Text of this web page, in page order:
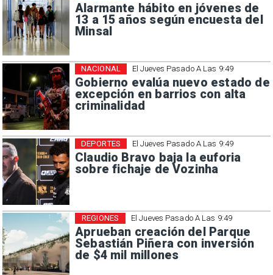
Alarmante hábito en jóvenes de
13 a 15 años según encuesta del
Minsal
El Jueves Pasado A Las 9:49
Gobierno evalúa nuevo estado de
excepción en barrios con alta
criminalidad
NACIONAL
El Jueves Pasado A Las 9:49
Claudio Bravo baja la euforia
sobre fichaje de Vozinha
DEPORTES
El Jueves Pasado A Las 9:49
Aprueban creación del Parque
Sebastián Piñera con inversión
de $4 mil millones
REGIONES